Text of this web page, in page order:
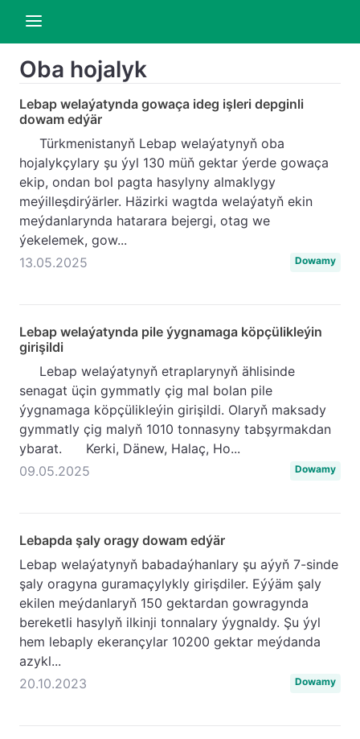
Oba hojalyk
Lebap welaýatynda gowaça ideg işleri depginli
dowam edýär
Türkmenistanyň Lebap welaýatynyň oba
hojalykçylary şu ýyl 130 müň gektar ýerde gowaça
ekip, ondan bol pagta hasylyny almaklygy
meýilleşdirýärler. Häzirki wagtda welaýatyň ekin
meýdanlarynda hatarara bejergi, otag we
ýekelemek, gow...
13.05.2025
Dowamy
Lebap welaýatynda pile ýygnamaga köpçülikleýin
girişildi
Lebap welaýatynyň etraplarynyň ählisinde
senagat üçin gymmatly çig mal bolan pile
ýygnamaga köpçülikleýin girişildi. Olaryň maksady
gymmatly çig malyň 1010 tonnasyny tabşyrmakdan
ybarat. Kerki, Dänew, Halaç, Ho...
09.05.2025
Dowamy
Lebapda şaly oragy dowam edýär
Lebap welaýatynyň babadaýhanlary şu aýyň 7-sinde
şaly oragyna guramaçylykly girişdiler. Eýýäm şaly
ekilen meýdanlaryň 150 gektardan gowragynda
bereketli hasylyň ilkinji tonnalary ýygnaldy. Şu ýyl
hem lebaply ekerançylar 10200 gektar meýdanda
azykl...
20.10.2023
Dowamy